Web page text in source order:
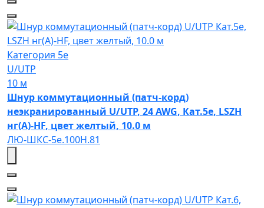
Категория 5e
U/UTP
10 м
Шнур коммутационный (патч-корд)
неэкранированный U/UTP, 24 AWG, Кат.5e, LSZH
нг(А)-HF, цвет желтый, 10.0 м
ЛЮ-ШКС-5e.100Н.81